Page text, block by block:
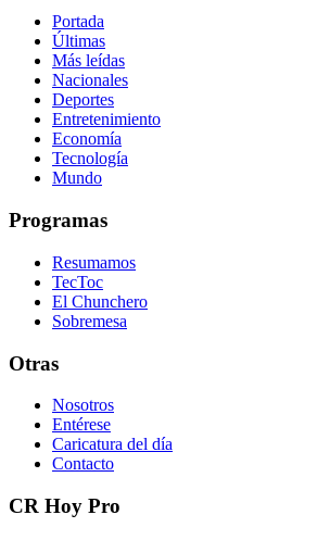
Portada
Últimas
Más leídas
Nacionales
Deportes
Entretenimiento
Economía
Tecnología
Mundo
Programas
Resumamos
TecToc
El Chunchero
Sobremesa
Otras
Nosotros
Entérese
Caricatura del día
Contacto
CR Hoy Pro